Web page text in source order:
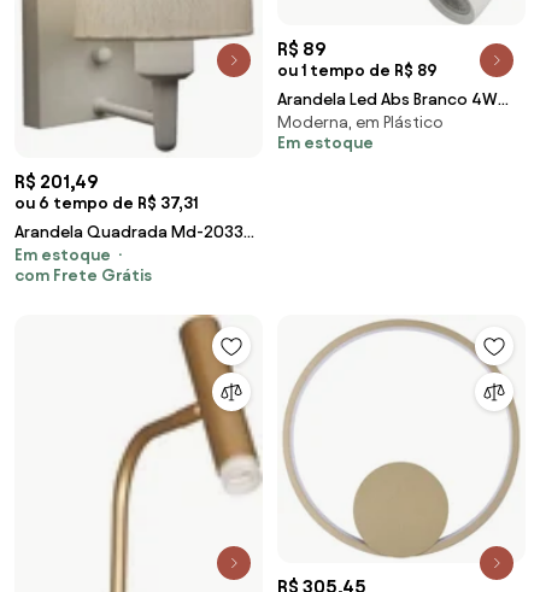
R$ 201,49
ou 6 tempo de R$ 37,31
Arandela Quadrada Md-2033
Branco Cúpula em Tecido
Cilíndrica Linho Bege - Bivolt
Em estoque
com Frete Grátis
R$ 89
ou 1 tempo de R$ 89
Arandela Led Abs Branco 4W
3000K Focus
Moderna, em Plástico
Em estoque
R$ 305,45